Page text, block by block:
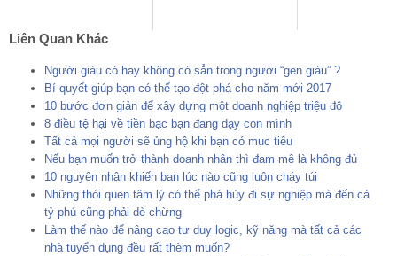
Liên Quan Khác
Người giàu có hay không có sẳn trong người “gen giàu” ?
Bí quyết giúp bạn có thể tạo đột phá cho năm mới 2017
10 bước đơn giản để xây dựng một doanh nghiệp triệu đô
8 điều tệ hại về tiền bạc bạn đang dạy con mình
Tất cả mọi người sẽ ủng hộ khi bạn có mục tiêu
Nếu bạn muốn trở thành doanh nhân thì đam mê là không đủ
10 nguyên nhân khiến bạn lúc nào cũng luôn cháy túi
Những thói quen tâm lý có thể phá hủy đi sự nghiệp mà đến cả
tỷ phú cũng phải dè chừng
Làm thế nào để nâng cao tư duy logic, kỹ năng mà tất cả các
nhà tuyển dụng đều rất thèm muốn?